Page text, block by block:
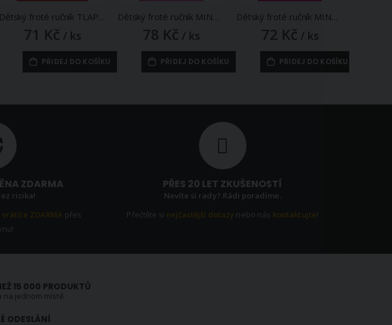
Dětský froté ručník TLAPKOVÁ PATROLA VŽDY S ÚSMĚVEM, červený 30x50cm
71 Kč / ks
PŘIDEJ DO KOŠÍKU
Dětský froté ručník MINNIE HVĚZDNÁ PŘÁNÍ, růžový 30x50cm
78 Kč / ks
PŘIDEJ DO KOŠÍKU
Dětský froté ručník MINNIE PINK 05, růžový, 30x50cm
72 Kč / ks
PŘIDEJ DO KOŠÍKU
ZDARMA
rizika!
vrátíte ZDARMA přes
PŘES 20 LET ZKUŠENOSTÍ
Nevíte si rady? Rádi poradíme.
Přečtěte si nejčastější dotazy nebo nás kontaktujte!
15 000 PRODUKTŮ
na jednom místě
ODESLÁNÍ